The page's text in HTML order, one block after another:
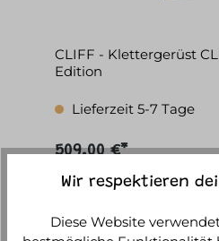
CLIFF - Klettergerüst
Edition
Lieferzeit 5-7 Tage
509,00 €*
IN DEN
Wir respektieren
Diese Website